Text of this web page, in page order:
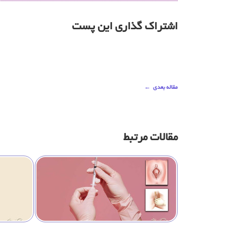
اشتراک گذاری این پست
مقاله بعدی ←
مقالات مرتبط